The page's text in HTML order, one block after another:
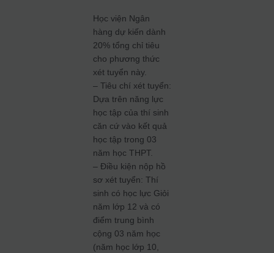
Học viện Ngân
hàng dự kiến dành
20% tổng chỉ tiêu
cho phương thức
xét tuyển này.
– Tiêu chí xét tuyển:
Dựa trên năng lực
học tập của thí sinh
căn cứ vào kết quả
học tập trong 03
năm học THPT.
– Điều kiện nộp hồ
sơ xét tuyển: Thí
sinh có học lực Giỏi
năm lớp 12 và có
điểm trung bình
cộng 03 năm học
(năm học lớp 10,